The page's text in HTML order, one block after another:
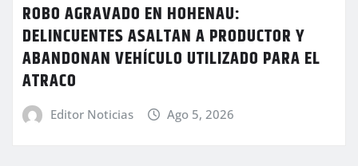
ROBO AGRAVADO EN HOHENAU:
DELINCUENTES ASALTAN A PRODUCTOR Y
ABANDONAN VEHÍCULO UTILIZADO PARA EL
ATRACO
Editor Noticias Ago 5, 2026